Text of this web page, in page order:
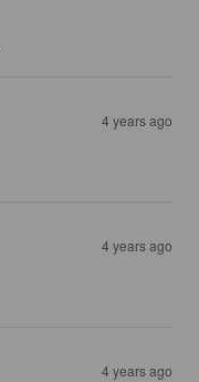
4 years ago
4 years ago
4 years ago